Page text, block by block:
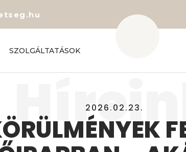
SZOLGÁLTATÁSOK
2026.02.23.